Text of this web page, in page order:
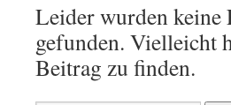
Leider wurden keine
gefunden. Vielleicht
Beitrag zu finden.